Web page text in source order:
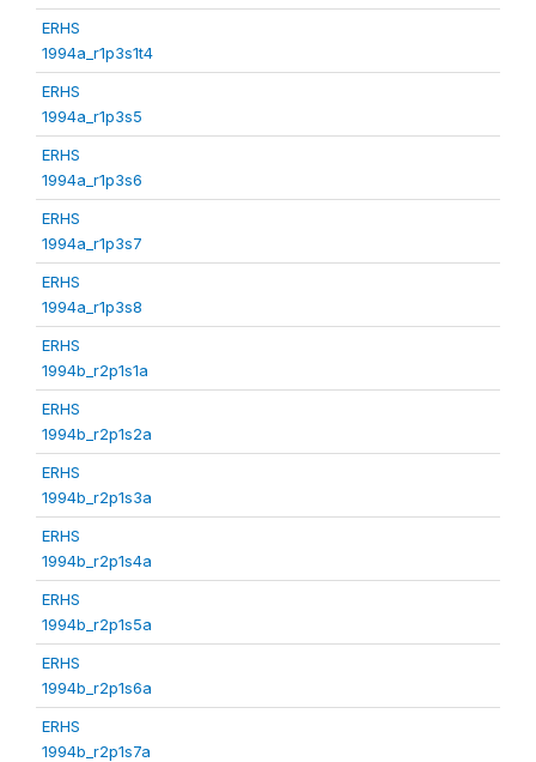
ERHS
1994a_r1p3s1t4
ERHS
1994a_r1p3s5
ERHS
1994a_r1p3s6
ERHS
1994a_r1p3s7
ERHS
1994a_r1p3s8
ERHS
1994b_r2p1s1a
ERHS
1994b_r2p1s2a
ERHS
1994b_r2p1s3a
ERHS
1994b_r2p1s4a
ERHS
1994b_r2p1s5a
ERHS
1994b_r2p1s6a
ERHS
1994b_r2p1s7a